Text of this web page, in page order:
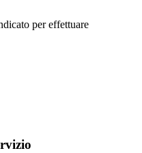
per effettuare